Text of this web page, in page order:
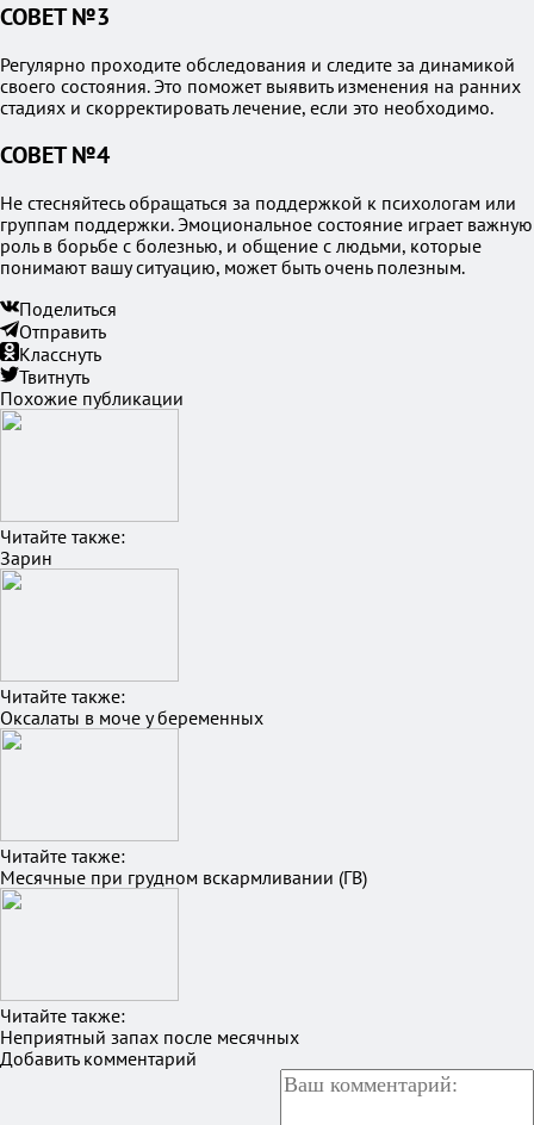
СОВЕТ №3
Регулярно проходите обследования и следите за динамикой
своего состояния. Это поможет выявить изменения на ранних
стадиях и скорректировать лечение, если это необходимо.
СОВЕТ №4
Не стесняйтесь обращаться за поддержкой к психологам или
группам поддержки. Эмоциональное состояние играет важную
роль в борьбе с болезнью, и общение с людьми, которые
понимают вашу ситуацию, может быть очень полезным.
Поделиться
Отправить
Класснуть
Твитнуть
Похожие публикации
Читайте также:
Зарин
Читайте также:
Оксалаты в моче у беременных
Читайте также:
Месячные при грудном вскармливании (ГВ)
Читайте также:
Неприятный запах после месячных
Добавить комментарий